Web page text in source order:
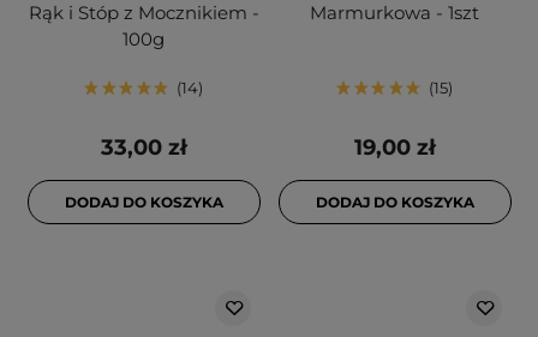
Rąk i Stóp z Mocznikiem -
100g
14
33,00 zł
DODAJ DO KOSZYKA
Marmurkowa - 1szt
15
19,00 zł
DODAJ DO KOSZYKA